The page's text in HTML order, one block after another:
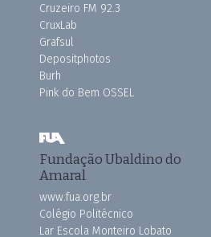
Cruzeiro FM 92.3
CruxLab
Grafsul
Depositphotos
Burh
Pink do Bem OSSEL
Fundação Ubaldino do
Amaral
www.fua.org.br
Colégio Politécnico
Lar Escola Monteiro Lobato